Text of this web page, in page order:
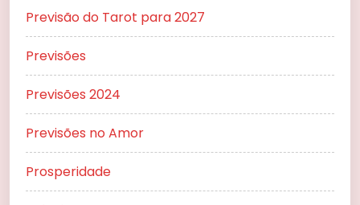
Previsão do Tarot para 2027
Previsões
Previsões 2024
Previsões no Amor
Prosperidade